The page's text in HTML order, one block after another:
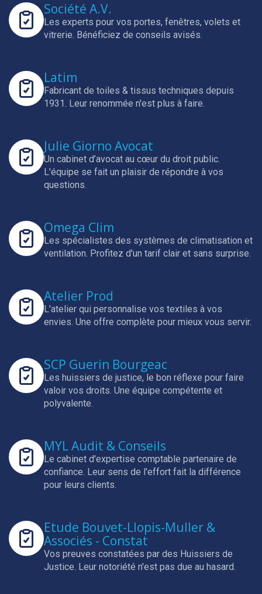
Société A.V.
Les experts pour vos portes, fenêtres, volets et
vitrerie. Bénéficiez de conseils avisés.
Latim
Fabricant de toiles & tissus techniques depuis
1931. Leur renommée n'est plus à faire.
Julie Giorno Avocat
Un cabinet d’avocat au cœur du droit public.
L'équipe se fait un plaisir de répondre à vos
questions.
Omega Clim
Les spécialistes des systèmes de climatisation et
ventilation. Profitez d'un tarif clair et sans surprise.
Atelier Prod
L'atelier qui personnalise vos textiles à vos
envies. Une offre complète pour mieux vous servir.
SCP Guerin Bourgeac
Les huissiers de justice, le bon réflexe pour faire
valoir vos droits. Une équipe compétente et
polyvalente.
MYL Audit & Conseils
Le cabinet d'expertise comptable partenaire de
confiance. Leur sens de l'effort fait la différence
pour leurs clients.
Etude Bouvet-Llopis-Muller &
Associés - Constat
Vos preuves constatées par des Huissiers de
Justice. Leur notoriété n'est pas due au hasard.